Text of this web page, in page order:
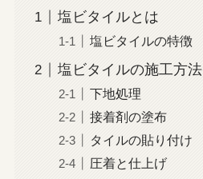
塩ビタイルとは
塩ビタイルの特徴
塩ビタイルの施工方法
下地処理
接着剤の塗布
タイルの貼り付け
圧着と仕上げ